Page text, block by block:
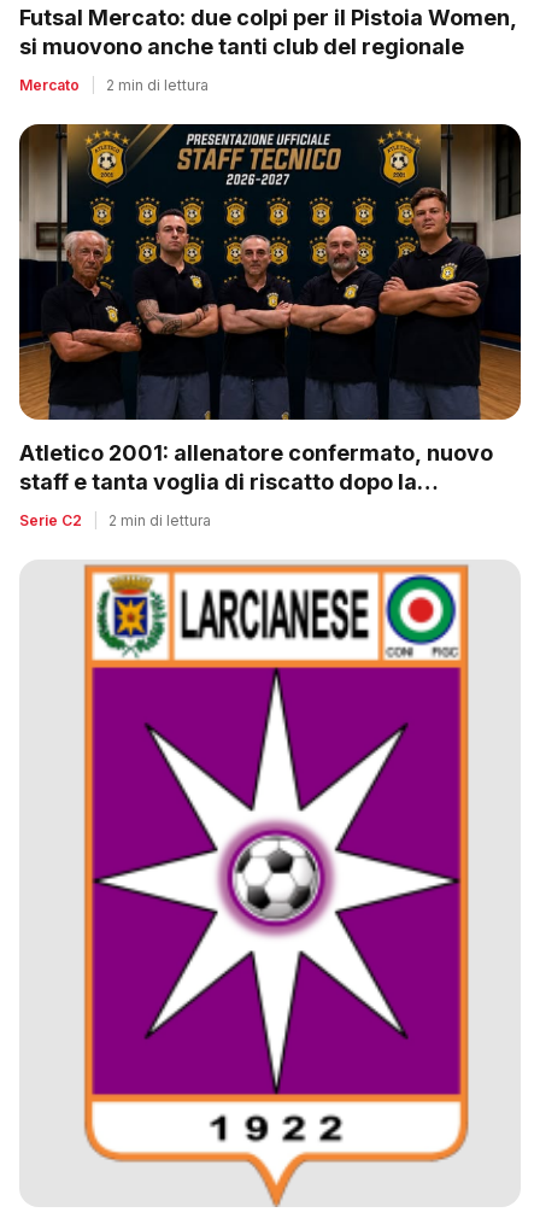
Futsal Mercato: due colpi per il Pistoia Women,
si muovono anche tanti club del regionale
Mercato 2 min di lettura
Atletico 2001: allenatore confermato, nuovo
staff e tanta voglia di riscatto dopo la
retrocessione
Serie C2 2 min di lettura